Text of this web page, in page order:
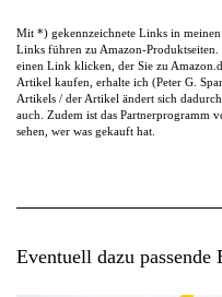
Mit *) gekennzeichnete Links in
Links führen zu Amazon-
einen Link klicken, der Sie zu
Artikel kaufen, erhalte ich (Peter G.
Artikels / der Artikel ändert sich
auch. Zudem ist das Partnerprogramm
sehen, wer was gekauft hat.
Eventuell dazu passende